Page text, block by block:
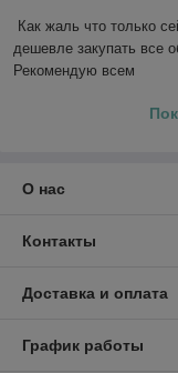
Как жаль что только
дешевле закупать все
Рекомендую всем
О нас
Контакты
Доставка и оплата
График работы